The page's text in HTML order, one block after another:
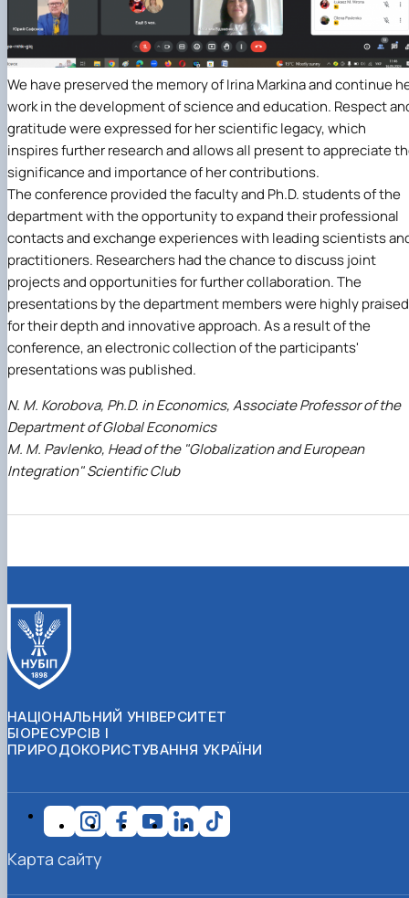
We have preserved the memory of Irina Markina and continue
work in the development of science and education. Respect
gratitude were expressed for her scientific legacy, which
inspires further research and allows all present to appreciate
significance and importance of her contributions.
The conference provided the faculty and Ph.D. students of the
department with the opportunity to expand their professional
contacts and exchange experiences with leading scientists
practitioners. Researchers had the chance to discuss joint
projects and opportunities for further collaboration. The
presentations by the department members were highly praised
for their depth and innovative approach. As a result of the
conference, an electronic collection of the participants'
presentations was published.
N. M. Korobova, Ph.D. in Economics, Associate Professor of the
Department of Global Economics
M. M. Pavlenko, Head of the "Globalization and European
Integration" Scientific Club
НАЦІОНАЛЬНИЙ УНІВЕРСИТЕТ
БІОРЕСУРСІВ І
ПРИРОДОКОРИСТУВАННЯ УКРАЇНИ
Карта сайту